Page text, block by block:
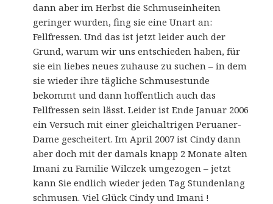
dann aber im Herbst die Schmuseinheiten
geringer wurden, fing sie eine Unart an:
Fellfressen. Und das ist jetzt leider auch der
Grund, warum wir uns entschieden haben, für
sie ein liebes neues zuhause zu suchen – in dem
sie wieder ihre tägliche Schmusestunde
bekommt und dann hoffentlich auch das
Fellfressen sein lässt. Leider ist Ende Januar 2006
ein Versuch mit einer gleichaltrigen Peruaner-
Dame gescheitert. Im April 2007 ist Cindy dann
aber doch mit der damals knapp 2 Monate alten
Imani zu Familie Wilczek umgezogen – jetzt
kann Sie endlich wieder jeden Tag Stundenlang
schmusen. Viel Glück Cindy und Imani !